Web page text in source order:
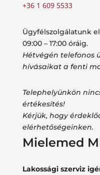
+36 1 609 5533
Ügyfélszolgálatunk
09:00 – 17:00 óráig.
Hétvégén telefonos
hívásaikat a fenti
Telephelyünkön
értékesítés!
Kérjük, hogy
elérhetőségeinken.
Mielemed
Lakossági szerviz